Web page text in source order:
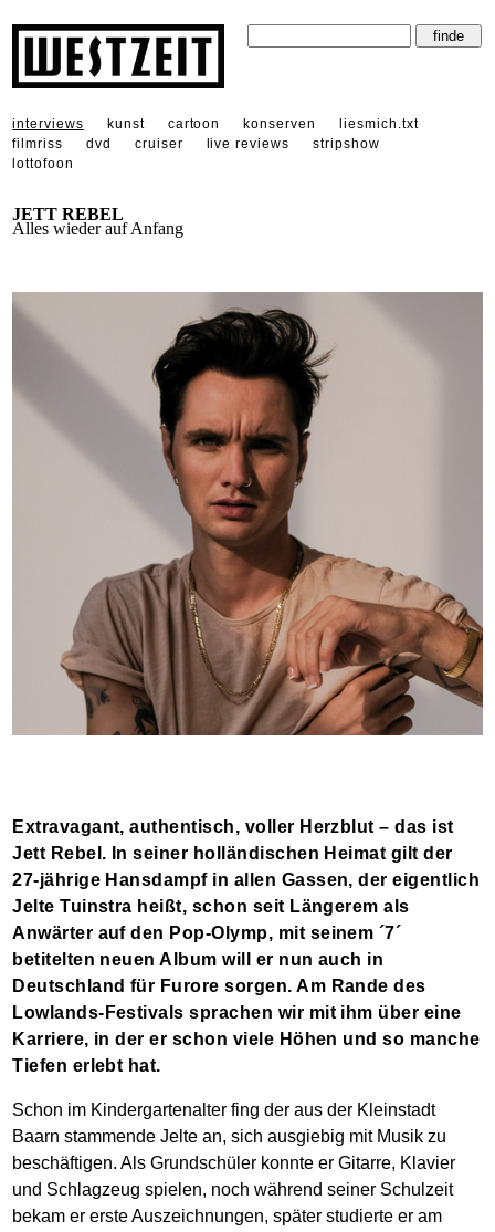
interviews kunst cartoon konserven
liesmich.txt
filmriss
dvd cruiser live reviews
stripshow
lottofoon
JETT REBEL
Alles wieder auf Anfang
Extravagant, authentisch, voller Herzblut – das ist
Jett Rebel. In seiner holländischen Heimat gilt der
27-jährige Hansdampf in allen Gassen, der eigentlich
Jelte Tuinstra heißt, schon seit Längerem als
Anwärter auf den Pop-Olymp, mit seinem ´7´
betitelten neuen Album will er nun auch in
Deutschland für Furore sorgen. Am Rande des
Lowlands-Festivals sprachen wir mit ihm über eine
Karriere, in der er schon viele Höhen und so manche
Tiefen erlebt hat.
Schon im Kindergartenalter fing der aus der Kleinstadt
Baarn stammende Jelte an, sich ausgiebig mit Musik zu
beschäftigen. Als Grundschüler konnte er Gitarre, Klavier
und Schlagzeug spielen, noch während seiner Schulzeit
bekam er erste Auszeichnungen, später studierte er am